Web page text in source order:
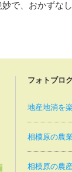
で、おかずな
フォトブロ
地産地消を
相模原の農
相模原の農